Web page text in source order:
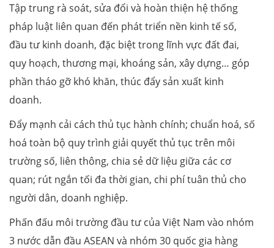
Tập trung rà soát, sửa đổi và hoàn thiện hệ thống
pháp luật liên quan đến phát triển nền kinh tế số,
đầu tư kinh doanh, đặc biệt trong lĩnh vực đất đai,
quy hoạch, thương mại, khoáng sản, xây dựng… góp
phần tháo gỡ khó khăn, thúc đẩy sản xuất kinh
doanh.
Đẩy mạnh cải cách thủ tục hành chính; chuẩn hoá, số
hoá toàn bộ quy trình giải quyết thủ tục trên môi
trường số, liên thông, chia sẻ dữ liệu giữa các cơ
quan; rút ngắn tối đa thời gian, chi phí tuân thủ cho
người dân, doanh nghiệp.
Phấn đấu môi trường đầu tư của Việt Nam vào nhóm
3 nước dẫn đầu ASEAN và nhóm 30 quốc gia hàng